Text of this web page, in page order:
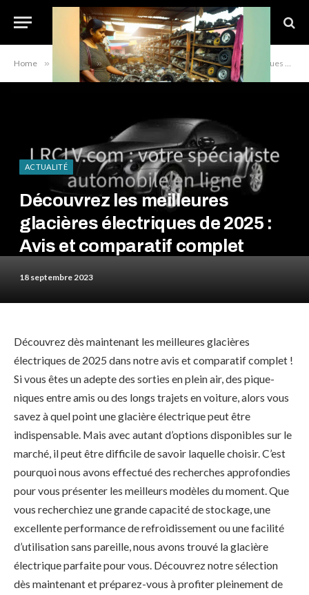
Home » Actualité » Découvrez les meilleures glacières électriques de 2025 : Avis et comparatif complet
ACTUALITÉ
Découvrez les meilleures
glacières électriques de 2025 :
Avis et comparatif complet
18 septembre 2023
Découvrez dès maintenant les meilleures glacières
électriques de 2025 dans notre avis et comparatif complet !
Si vous êtes un adepte des sorties en plein air, des pique-
niques entre amis ou des longs trajets en voiture, alors vous
savez à quel point une glacière électrique peut être
indispensable. Mais avec autant d’options disponibles sur le
marché, il peut être difficile de savoir laquelle choisir. C’est
pourquoi nous avons effectué des recherches approfondies
pour vous présenter les meilleurs modèles du moment. Que
vous recherchiez une grande capacité de stockage, une
excellente performance de refroidissement ou une facilité
d’utilisation sans pareille, nous avons trouvé la glacière
électrique parfaite pour vous. Découvrez notre sélection
dès maintenant et préparez-vous à profiter pleinement de